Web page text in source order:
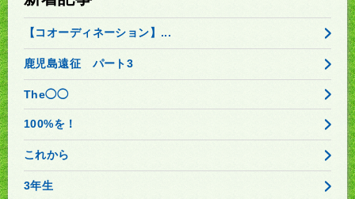
【コオーディネーション】...
鹿児島遠征 パート3
The◯◯
100%を！
これから
3年生